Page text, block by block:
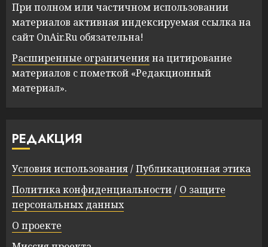
При полном или частичном использовании
материалов активная индексируемая ссылка на
сайт OnAir.Ru обязательна!
Расширенные ограниченияна цитирование
материалов с пометкой «Редакционный
материал».
РЕДАКЦИЯ
Условия использования/Публикационная этика
Политика конфиденциальности/ О защите
персональных данных
О проекте